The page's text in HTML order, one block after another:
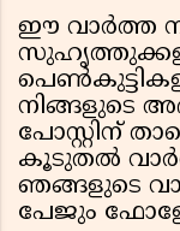
ഈ വാർത്ത
നിങ്ങളുടെ
പോസ്റ്റിന്
കൂടുതൽ
ഞങ്ങളുടെ
പേജും